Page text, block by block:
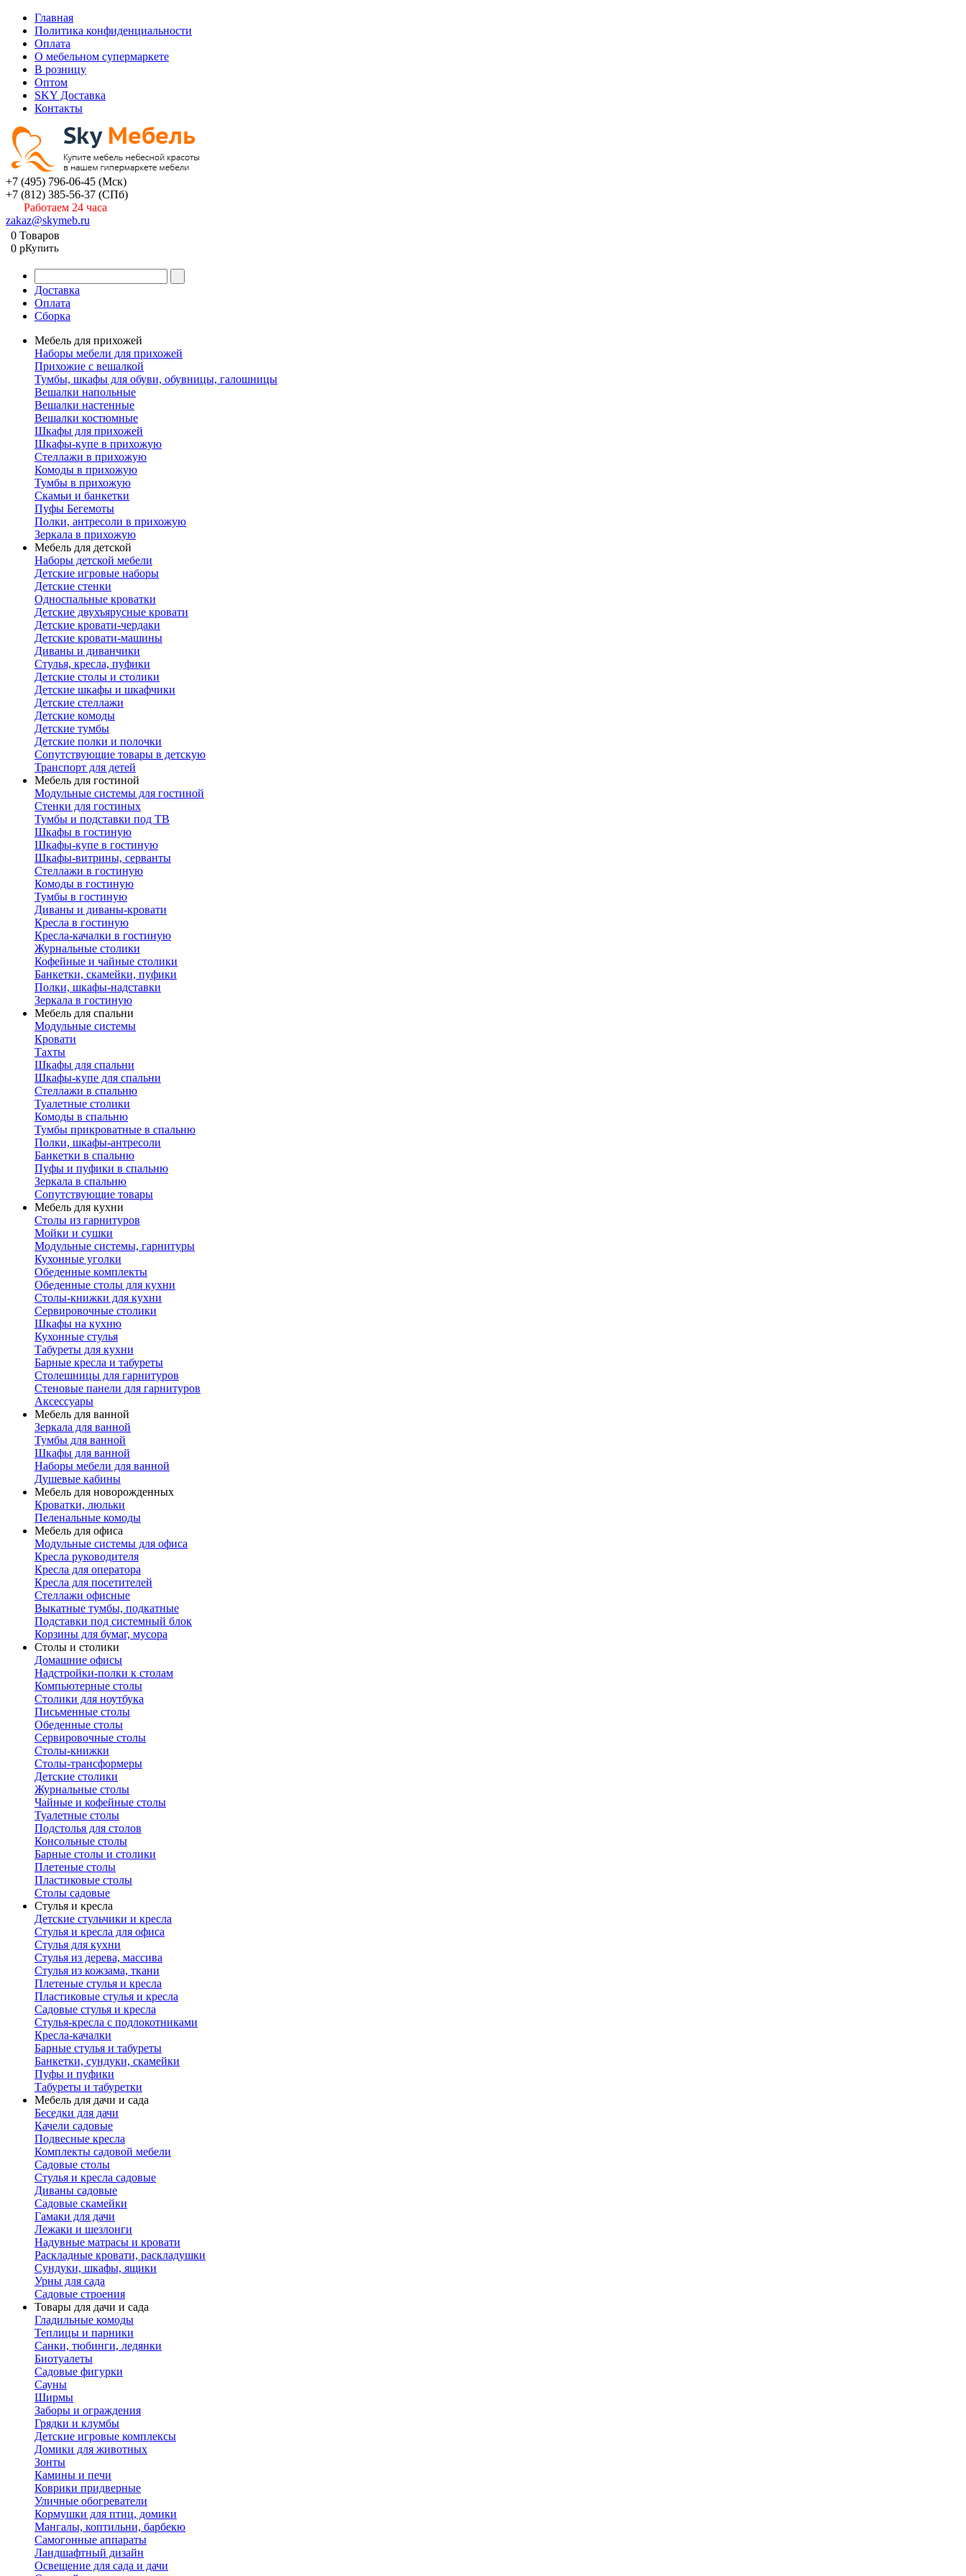
Главная
Политика конфиденциальности
Оплата
О мебельном супермаркете
В розницу
Оптом
SKY Доставка
Контакты
+7 (495) 796-06-45 (Мск)
+7 (812) 385-56-37 (СПб)
Работаем 24 часа
zakaz@skymeb.ru
0 Товаров
0 pКупить
Доставка
Оплата
Сборка
Мебель для прихожей
Наборы мебели для прихожей
Прихожие с вешалкой
Тумбы, шкафы для обуви, обувницы, галошницы
Вешалки напольные
Вешалки настенные
Вешалки костюмные
Шкафы для прихожей
Шкафы-купе в прихожую
Стеллажи в прихожую
Комоды в прихожую
Тумбы в прихожую
Скамьи и банкетки
Пуфы Бегемоты
Полки, антресоли в прихожую
Зеркала в прихожую
Мебель для детской
Наборы детской мебели
Детские игровые наборы
Детские стенки
Односпальные кроватки
Детские двухъярусные кровати
Детские кровати-чердаки
Детские кровати-машины
Диваны и диванчики
Стулья, кресла, пуфики
Детские столы и столики
Детские шкафы и шкафчики
Детские стеллажи
Детские комоды
Детские тумбы
Детские полки и полочки
Сопутствующие товары в детскую
Транспорт для детей
Мебель для гостиной
Модульные системы для гостиной
Стенки для гостиных
Тумбы и подставки под ТВ
Шкафы в гостиную
Шкафы-купе в гостиную
Шкафы-витрины, серванты
Стеллажи в гостиную
Комоды в гостиную
Тумбы в гостиную
Диваны и диваны-кровати
Кресла в гостиную
Кресла-качалки в гостиную
Журнальные столики
Кофейные и чайные столики
Банкетки, скамейки, пуфики
Полки, шкафы-надставки
Зеркала в гостиную
Мебель для спальни
Модульные системы
Кровати
Тахты
Шкафы для спальни
Шкафы-купе для спальни
Стеллажи в спальню
Туалетные столики
Комоды в спальню
Тумбы прикроватные в спальню
Полки, шкафы-антресоли
Банкетки в спальню
Пуфы и пуфики в спальню
Зеркала в спальню
Сопутствующие товары
Мебель для кухни
Столы из гарнитуров
Мойки и сушки
Модульные системы, гарнитуры
Кухонные уголки
Обеденные комплекты
Обеденные столы для кухни
Столы-книжки для кухни
Сервировочные столики
Шкафы на кухню
Кухонные стулья
Табуреты для кухни
Барные кресла и табуреты
Столешницы для гарнитуров
Стеновые панели для гарнитуров
Аксессуары
Мебель для ванной
Зеркала для ванной
Тумбы для ванной
Шкафы для ванной
Наборы мебели для ванной
Душевые кабины
Мебель для новорожденных
Кроватки, люльки
Пеленальные комоды
Мебель для офиса
Модульные системы для офиса
Кресла руководителя
Кресла для оператора
Кресла для посетителей
Стеллажи офисные
Выкатные тумбы, подкатные
Подставки под системный блок
Корзины для бумаг, мусора
Столы и столики
Домашние офисы
Надстройки-полки к столам
Компьютерные столы
Столики для ноутбука
Письменные столы
Обеденные столы
Сервировочные столы
Столы-книжки
Столы-трансформеры
Детские столики
Журнальные столы
Чайные и кофейные столы
Туалетные столы
Подстолья для столов
Консольные столы
Барные столы и столики
Плетеные столы
Пластиковые столы
Столы садовые
Стулья и кресла
Детские стульчики и кресла
Стулья и кресла для офиса
Стулья для кухни
Стулья из дерева, массива
Стулья из кожзама, ткани
Плетеные стулья и кресла
Пластиковые стулья и кресла
Садовые стулья и кресла
Стулья-кресла с подлокотниками
Кресла-качалки
Барные стулья и табуреты
Банкетки, сундуки, скамейки
Пуфы и пуфики
Табуреты и табуретки
Мебель для дачи и сада
Беседки для дачи
Качели садовые
Подвесные кресла
Комплекты садовой мебели
Садовые столы
Стулья и кресла садовые
Диваны садовые
Садовые скамейки
Гамаки для дачи
Лежаки и шезлонги
Надувные матрасы и кровати
Раскладные кровати, раскладушки
Сундуки, шкафы, ящики
Урны для сада
Садовые строения
Товары для дачи и сада
Гладильные комоды
Теплицы и парники
Санки, тюбинги, ледянки
Биотуалеты
Садовые фигурки
Сауны
Ширмы
Заборы и ограждения
Грядки и клумбы
Детские игровые комплексы
Домики для животных
Зонты
Камины и печи
Коврики придверные
Уличные обогреватели
Кормушки для птиц, домики
Мангалы, коптильни, барбекю
Самогонные аппараты
Ландшафтный дизайн
Освещение для сада и дачи